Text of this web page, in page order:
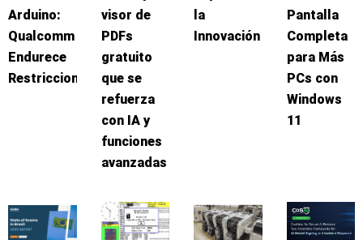
Arduino:
Qualcomm
Endurece
Restricciones
visor de
PDFs
gratuito
que se
refuerza
con IA y
funciones
avanzadas
la
Innovación
Pantalla
Completa
para Más
PCs con
Windows
11